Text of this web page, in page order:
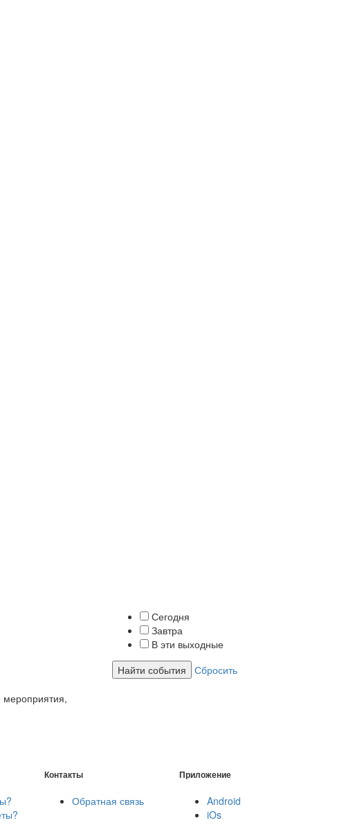
мероприятия,
Сегодня
Завтра
В эти выходные
Найти события
Сбросить
Контакты
Обратная связь
Приложение
Android
iOs